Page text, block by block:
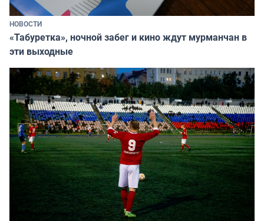
НОВОСТИ
«Табуретка», ночной забег и кино ждут мурманчан в
эти выходные